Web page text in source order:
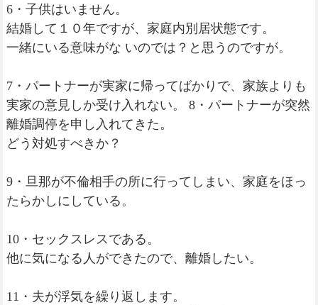
6・子供はいません。
結婚して１０年ですが、家庭内別居状態です。
一緒にいる意味がな いのでは？と思うのですが。
7・パートナーが実家に帰ってばかりで、家族よりも
実家の意見しか受け入れない。 8・パートナーが突然
離婚調停を申し入れてきた。
どう対処すべきか？
9・旦那が不倫相手の所に行ってしまい、家庭をほっ
たらかしにしている。
10・セックスレスである。
他に気になる人ができたので、離婚したい。
11・夫が浮気を繰り返します。